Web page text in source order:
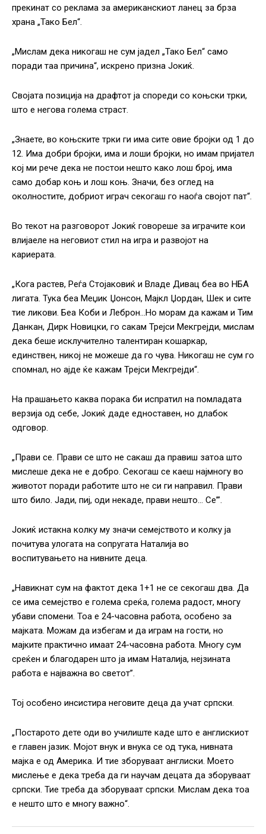
прекинат со реклама за американскиот ланец за брза
храна „Тако Бел“.
„Мислам дека никогаш не сум јадел „Тако Бел“ само
поради таа причина“, искрено призна Јокиќ.
Својата позиција на драфтот ја спореди со коњски трки,
што е негова голема страст.
„Знаете, во коњските трки ги има сите овие бројки од 1 до
12. Има добри бројки, има и лоши бројки, но имам пријател
кој ми рече дека не постои нешто како лош број, има
само добар коњ и лош коњ. Значи, без оглед на
околностите, добриот играч секогаш го наоѓа својот пат“.
Во текот на разговорот Јокиќ говореше за играчите кои
влијаеле на неговиот стил на игра и развојот на
кариерата.
„Кога растев, Реѓа Стојаковиќ и Владе Дивац беа во НБА
лигата. Тука беа Меџик Џонсон, Мајкл Џордан, Шек и сите
тие ликови. Беа Коби и Леброн…Но морам да кажам и Тим
Данкан, Дирк Новицки, го сакам Трејси Мекгрејди, мислам
дека беше исклучително талентиран кошаркар,
единствен, никој не можеше да го чува. Никогаш не сум го
спомнал, но ајде ќе кажам Трејси Мекгрејди“.
На прашањето каква порака би испратил на помладата
верзија од себе, Јокиќ даде едноставен, но длабок
одговор.
„Прави се. Прави се што не сакаш да правиш затоа што
мислеше дека не е добро. Секогаш се каеш најмногу во
животот поради работите што не си ги направил. Прави
што било. Јади, пиј, оди некаде, прави нешто… Се’”.
Јокиќ истакна колку му значи семејството и колку ја
почитува улогата на сопругата Наталија во
воспитувањето на нивните деца.
„Навикнат сум на фактот дека 1+1 не се секогаш два. Да
се има семејство е голема среќа, голема радост, многу
убави спомени. Тоа е 24-часовна работа, особено за
мајката. Можам да избегам и да играм на гости, но
мајките практично имаат 24-часовна работа. Многу сум
среќен и благодарен што ја имам Наталија, нејзината
работа е најважна во светот”.
Тој особено инсистира неговите деца да учат српски.
„Постарото дете оди во училиште каде што е англискиот
е главен јазик. Мојот внук и внука се од тука, нивната
мајка е од Америка. И тие зборуваат англиски. Моето
мислење е дека треба да ги научам децата да зборуваат
српски. Тие треба да зборуваат српски. Мислам дека тоа
е нешто што е многу важно“.